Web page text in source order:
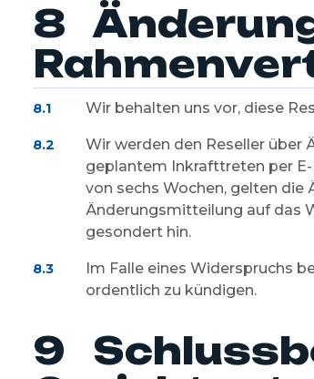
8
8.1 Wir behalten uns vor, diese
8.2
Wir werden den Reseller über
geplantem Inkrafttreten per
von sechs Wochen, gelten die
Änderungsmitteilung auf das
gesondert hin.
8.3
Im Falle eines Widerspruchs
ordentlich zu kündigen.
9